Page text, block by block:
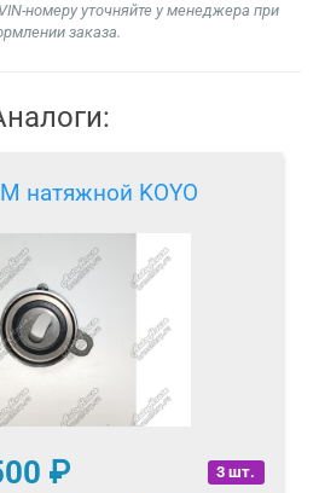
номеру уточняйте у менеджера при
заказа.
натяжной KOYO
3 шт.
₽